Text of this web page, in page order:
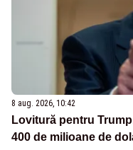
8 aug. 2026, 10:42
Lovitură pentru
400 de milioane de